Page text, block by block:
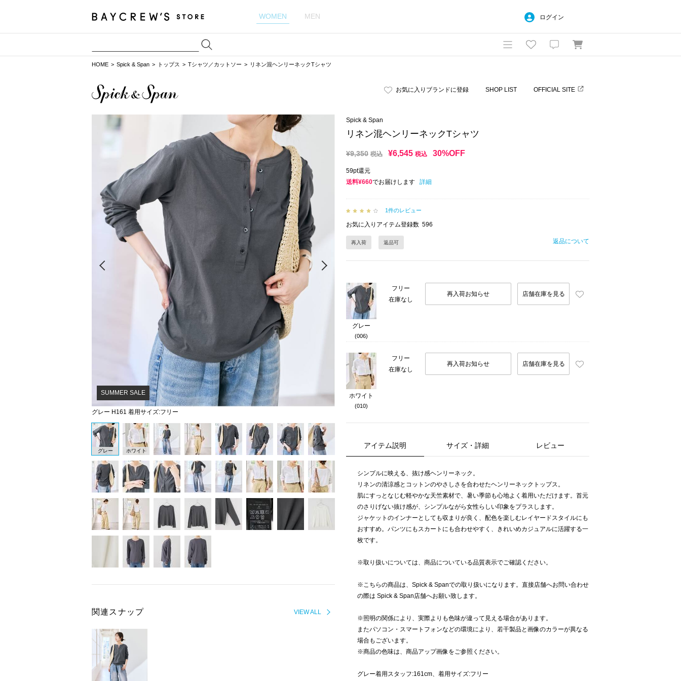
WOMEN MEN ログイン
HOME Spick & Span トップス Tシャツ／カットソー リネン混ヘンリーネックTシャツ
お気に入りブランドに登録 SHOP LIST OFFICIAL SITE
グレー H161 着用サイズ:フリー
Next
SUMMER SALE
グレー ホワイト
VIEW ALL
関連スナップ
Spick & Span
リネン混ヘンリーネックTシャツ
¥9,350 税込 ¥6,545 税込 30%OFF
59pt還元
送料¥660でお届けします 詳細
1件のレビュー
お気に入りアイテム登録数 596
再入荷 返品可 返品について
グレー
(006)
フリー
在庫なし
再入荷お知らせ 店舗在庫を見る
ホワイト
(010)
フリー
在庫なし
再入荷お知らせ 店舗在庫を見る
アイテム説明 サイズ・詳細 レビュー
シンプルに映える、抜け感ヘンリーネック。
リネンの清涼感とコットンのやさしさを合わせたヘンリーネックトップス。
肌にすっとなじむ軽やかな天竺素材で、暑い季節も心地よく着用いただけます。首元
のさりげない抜け感が、シンプルながら女性らしい印象をプラスします。
ジャケットのインナーとしても収まりが良く、配色を楽しむレイヤードスタイルにも
おすすめ。パンツにもスカートにも合わせやすく、きれいめカジュアルに活躍する一
枚です。
※取り扱いについては、商品についている品質表示でご確認ください。
※こちらの商品は、Spick & Spanでの取り扱いになります。直接店舗へお問い合わせ
の際は Spick & Span店舗へお願い致します。
※照明の関係により、実際よりも色味が違って見える場合があります。
またパソコン・スマートフォンなどの環境により、若干製品と画像のカラーが異なる
場合もございます。
※商品の色味は、商品アップ画像をご参照ください。
グレー着用スタッフ:161cm、着用サイズ:フリー